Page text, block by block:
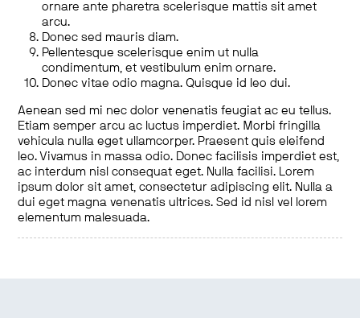
ornare ante pharetra scelerisque mattis sit amet
arcu.
Donec sed mauris diam.
Pellentesque scelerisque enim ut nulla
condimentum, et vestibulum enim ornare.
Donec vitae odio magna. Quisque id leo dui.
Aenean sed mi nec dolor venenatis feugiat ac eu tellus.
Etiam semper arcu ac luctus imperdiet. Morbi fringilla
vehicula nulla eget ullamcorper. Praesent quis eleifend
leo. Vivamus in massa odio. Donec facilisis imperdiet est,
ac interdum nisl consequat eget. Nulla facilisi. Lorem
ipsum dolor sit amet, consectetur adipiscing elit. Nulla a
dui eget magna venenatis ultrices. Sed id nisl vel lorem
elementum malesuada.